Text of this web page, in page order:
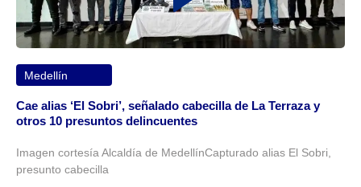
Medellín
Cae alias ‘El Sobri’, señalado cabecilla de La Terraza y
otros 10 presuntos delincuentes
Imagen cortesía Alcaldía de MedellínCapturado alias El Sobri,
presunto cabecilla